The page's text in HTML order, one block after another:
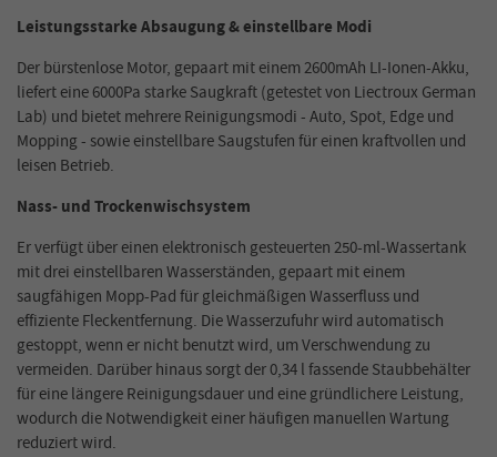
Leistungsstarke Absaugung & einstellbare Modi
Der bürstenlose Motor, gepaart mit einem 2600mAh LI-Ionen-Akku,
liefert eine 6000Pa starke Saugkraft (getestet von Liectroux German
Lab) und bietet mehrere Reinigungsmodi - Auto, Spot, Edge und
Mopping - sowie einstellbare Saugstufen für einen kraftvollen und
leisen Betrieb.
Nass- und Trockenwischsystem
Er verfügt über einen elektronisch gesteuerten 250-ml-Wassertank
mit drei einstellbaren Wasserständen, gepaart mit einem
saugfähigen Mopp-Pad für gleichmäßigen Wasserfluss und
effiziente Fleckentfernung. Die Wasserzufuhr wird automatisch
gestoppt, wenn er nicht benutzt wird, um Verschwendung zu
vermeiden. Darüber hinaus sorgt der 0,34 l fassende Staubbehälter
für eine längere Reinigungsdauer und eine gründlichere Leistung,
wodurch die Notwendigkeit einer häufigen manuellen Wartung
reduziert wird.